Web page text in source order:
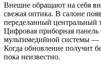
Внешне обращают на себя
свежая оптика. В салоне
переделанный центральный
Цифровая приборная панель
мультимедийной системы —
Когда обновление получит
пока неизвестно.